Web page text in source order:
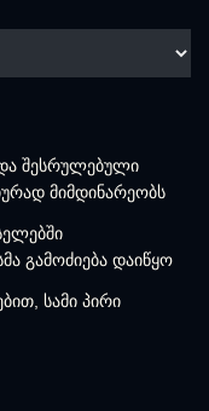
შესრულებული
მიმდინარეობს
გამოძიება დაიწყო
სამი პირი